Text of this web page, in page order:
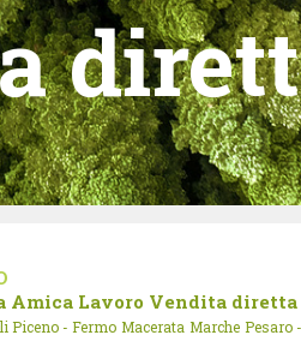
Amica Lavoro Vendita diretta
Piceno - Fermo Macerata Marche Pesaro -